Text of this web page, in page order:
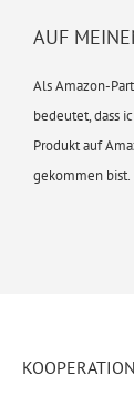
AUF
Als Amazon-
bedeutet, dass
Produkt auf
gekommen bist.